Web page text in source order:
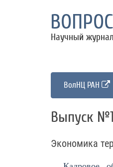
Научный журнал
ВолНЦ РАН
Выпуск №1
Экономика